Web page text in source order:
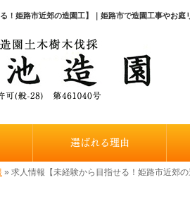
！姫路市近郊の造園工】｜姫路市で造園工事やお
選ばれる理由
» 求人情報【未経験から目指せる！姫路市近郊の